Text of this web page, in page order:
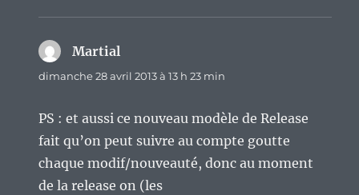
Martial
dimanche 28 avril 2013 à 13 h 23 min
PS : et aussi ce nouveau modèle de Release
fait qu’on peut suivre au compte goutte
chaque modif/nouveauté, donc au moment
de la release on (les